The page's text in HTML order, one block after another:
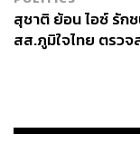
สุชาติ ย้อน ไอซ์ รัก
สส.ภูมิใจไทย ตรวจ